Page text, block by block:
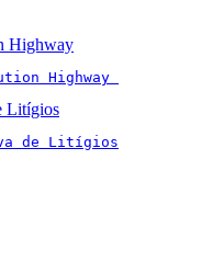
Highway
Highway
Litígios
de Litígios